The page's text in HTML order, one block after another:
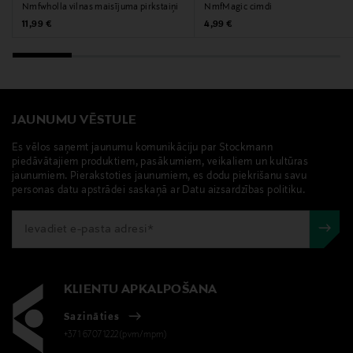
Nmfwholla vilnas maisījuma pirkstaiņi
Original Price
11,99 €
NmfMagic cimdi
Original Price
4,99 €
JAUNUMU VĒSTULE
Es vēlos saņemt jaunumu komunikāciju par Stockmann
piedāvātajiem produktiem, pasākumiem, veikaliem un kultūras
jaunumiem. Pierakstoties jaunumiem, es dodu piekrišanu savu
personas datu apstrādei saskaņā ar Datu aizsardzības politiku.
KLIENTU APKALPOŠANA
Sazināties
+371 67071222(pvm/mpm)